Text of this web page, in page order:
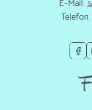
E-Mail:
Telefon: